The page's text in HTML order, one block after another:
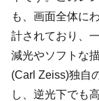
も、画面全体に
計されており、
減光やソフトな
(Carl Zeiss)独自
し、逆光下でも